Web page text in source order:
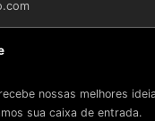
nossas melhores
sua caixa de entrada.